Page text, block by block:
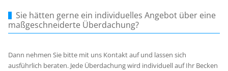
Sie hätten gerne ein individuelles Angebot über eine
maßgeschneiderte Überdachung?
Dann nehmen Sie bitte mit uns Kontakt auf und lassen sich
ausführlich beraten. Jede Überdachung wird individuell auf Ihr Becken